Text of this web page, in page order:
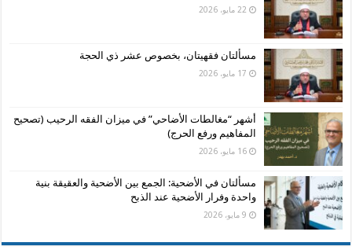
22 مايو، 2026
مسألتان فقهيتان، بخصوص عشر ذي الحجة
17 مايو، 2026
أشهر “مغالطات الأضاحي” في ميزان الفقه الرحيب (تصحيح
المفاهيم ورفع الحرج)
16 مايو، 2026
مسألتان في الأضحية: الجمع بين الأضحية والعقيقة بنية
واحدة وفرار الأضحية عند الذبح
9 مايو، 2026